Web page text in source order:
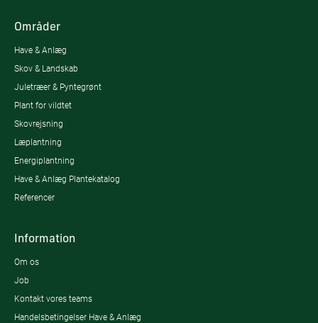
Områder
Have & Anlæg
Skov & Landskab
Juletræer & Pyntegrønt
Plant for vildtet
Skovrejsning
Læplantning
Energiplantning
Have & Anlæg Plantekatalog
Referencer
Information
Om os
Job
Kontakt vores teams
Handelsbetingelser Have & Anlæg